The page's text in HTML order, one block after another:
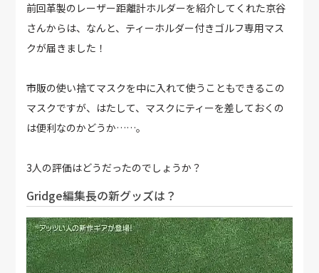
前回革製のレーザー距離計ホルダーを紹介してくれた京谷
さんからは、なんと、ティーホルダー付きゴルフ専用マス
クが届きました！
市販の使い捨てマスクを中に入れて使うこともできるこの
マスクですが、はたして、マスクにティーを差しておくの
は便利なのかどうか……。
3人の評価はどうだったのでしょうか？
Gridge編集長の新グッズは？